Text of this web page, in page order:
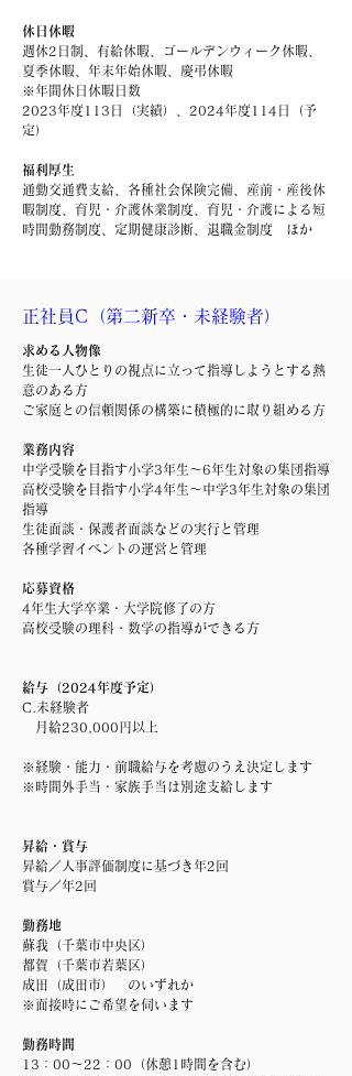
休日休暇
週休2日制、有給休暇、ゴールデンウィーク休暇、
夏季休暇、年末年始休暇、慶弔休暇
※年間休日休暇日数
2023年度113日（実績）、2024年度114日（予
定）
福利厚生
通勤交通費支給、各種社会保険完備、産前・産後休
暇制度、育児・介護休業制度、育児・介護による短
時間勤務制度、定期健康診断、退職金制度 ほか
正社員C（第二新卒・未経験者）
求める人物像
生徒一人ひとりの視点に立って指導しようとする熱
意のある方
ご家庭との信頼関係の構築に積極的に取り組める方
業務内容
中学受験を目指す小学3年生～6年生対象の集団指導
高校受験を目指す小学4年生～中学3年生対象の集団
指導
生徒面談・保護者面談などの実行と管理
各種学習イベントの運営と管理
応募資格
4年生大学卒業・大学院修了の方
高校受験の理科・数学の指導ができる方​
給与（2024年度予定）
C.未経験者
月給230,000円以上
※経験・能力・前職給与を考慮のうえ決定します
※時間外手当・家族手当は別途支給します
昇給・賞与
昇給／人事評価制度に基づき年2回
賞与／年2回
勤務地
蘇我（千葉市中央区）
都賀（千葉市若葉区）
成田（成田市） のいずれか
​※面接時にご希望を伺います
勤務時間
13：00～22：00（休憩1時間を含む）